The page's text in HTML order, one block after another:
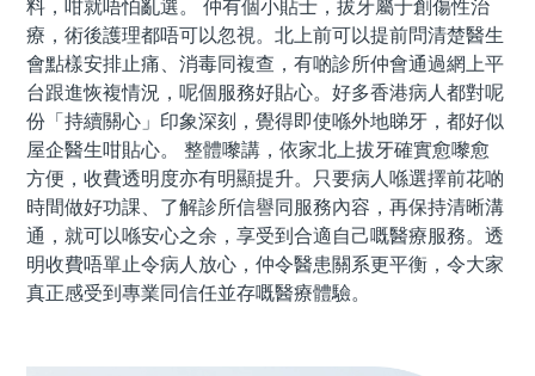
料，咁就唔怕亂選。 仲有個小貼士，拔牙屬于創傷性治
療，術後護理都唔可以忽視。北上前可以提前問清楚醫生
會點樣安排止痛、消毒同複查，有啲診所仲會通過網上平
台跟進恢複情況，呢個服務好貼心。好多香港病人都對呢
份「持續關心」印象深刻，覺得即使喺外地睇牙，都好似
屋企醫生咁貼心。 整體嚟講，依家北上拔牙確實愈嚟愈
方便，收費透明度亦有明顯提升。只要病人喺選擇前花啲
時間做好功課、了解診所信譽同服務內容，再保持清晰溝
通，就可以喺安心之余，享受到合適自己嘅醫療服務。透
明收費唔單止令病人放心，仲令醫患關系更平衡，令大家
真正感受到專業同信任並存嘅醫療體驗。